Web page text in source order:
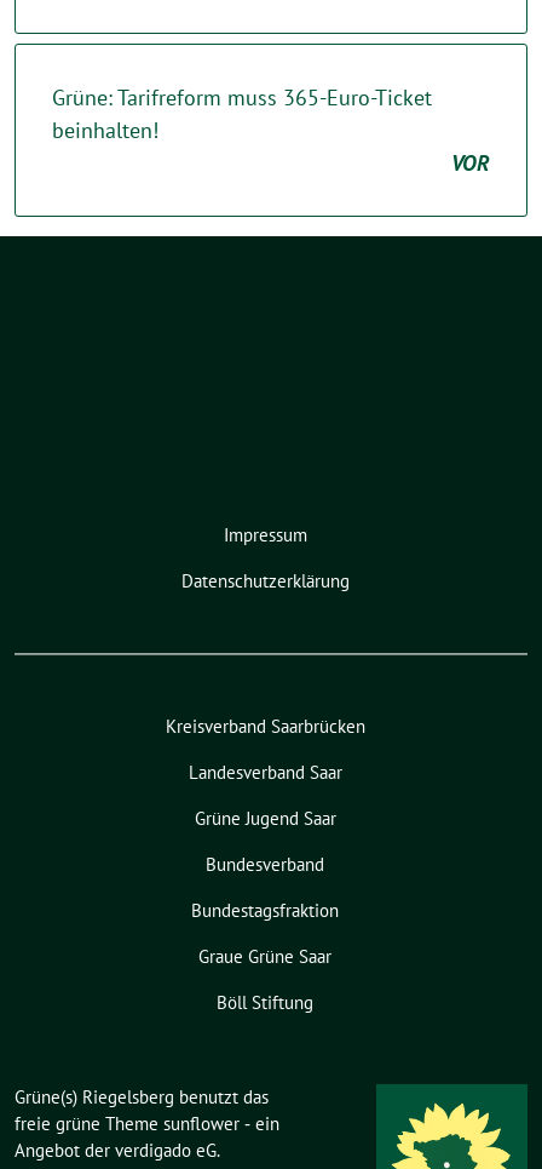
Grüne: Tarifreform muss 365-Euro-Ticket
beinhalten!
VOR
Impressum
Datenschutzerklärung
Kreisverband Saarbrücken
Landesverband Saar
Grüne Jugend Saar
Bundesverband
Bundestagsfraktion
Graue Grüne Saar
Böll Stiftung
Grüne(s) Riegelsberg benutzt das
freie grüne Theme sunflower ‐ ein
Angebot der verdigado eG.